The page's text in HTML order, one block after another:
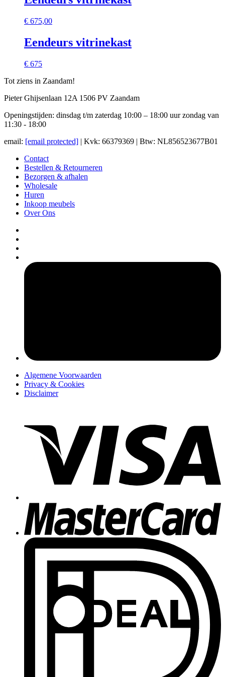
€ 675,00
Eendeurs vitrinekast
€ 675
Tot ziens in Zaandam!
Pieter Ghijsenlaan 12A 1506 PV Zaandam
Openingstijden: dinsdag t/m zaterdag 10:00 – 18:00 uur zondag van
11:30 - 18:00
email: [email protected] | Kvk: 66379369 | Btw: NL856523677B01
Contact
Bestellen & Retourneren
Bezorgen & afhalen
Wholesale
Huren
Inkoop meubels
Over Ons
Algemene Voorwaarden
Privacy & Cookies
Disclaimer